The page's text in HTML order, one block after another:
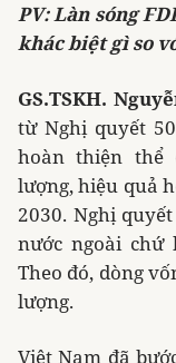
PV: Làn sóng
khác biệt gì so
GS.TSKH.
từ Nghị quyết
hoàn thiện thể
lượng, hiệu quả
2030. Nghị
nước ngoài
Theo đó, dòng
lượng.
Việt Nam đã